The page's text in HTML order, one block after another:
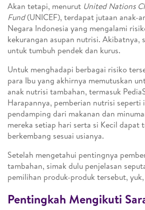
Akan tetapi, menurut United Nations
Fund(UNICEF), terdapat jutaan anak-
Negara Indonesia yang mengalami
kekurangan asupan nutrisi. Akibatnya,
untuk tumbuh pendek dan kurus.
Untuk menghadapi berbagai risiko
para Ibu yang akhirnya memutuskan
anak nutrisi tambahan, termasuk
Harapannya, pemberian nutrisi seperti
pendamping dari makanan dan
mereka setiap hari serta si Kecil dapat
berkembang sesuai usianya.
Setelah mengetahui pentingnya
tambahan, simak dulu penjelasan
pemilihan produk-produk tersebut, yuk,
Pentingkah Mengikuti